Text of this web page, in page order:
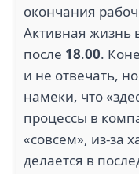
окончания
Активная жизнь
после 18.00.
и не отвечать,
намеки, что
процессы в
«совсем», из-за
делается в